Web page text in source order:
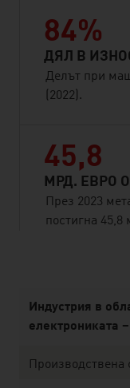
84%
ДЯЛ В
Делът при
(2022).
45,8
МРД. ЕВРО
През 2023
постигна 45,8
Индустрия в
електрониката
Производствена